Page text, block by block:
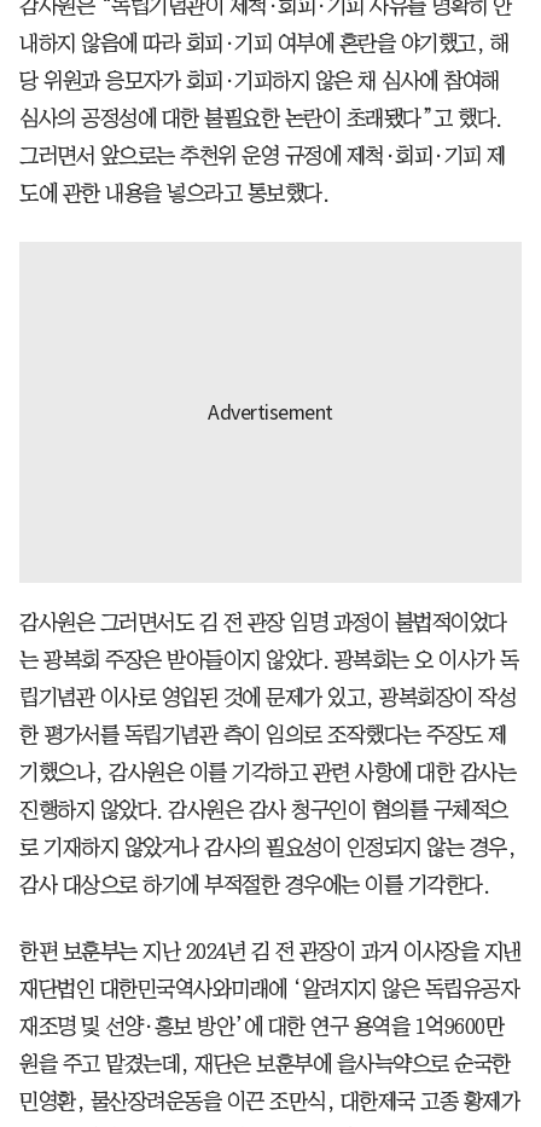
감사원은 “독립기념관이 제척·회피·기피 사유를 명확히 안
내하지 않음에 따라 회피·기피 여부에 혼란을 야기했고, 해
당 위원과 응모자가 회피·기피하지 않은 채 심사에 참여해
심사의 공정성에 대한 불필요한 논란이 초래됐다”고 했다.
그러면서 앞으로는 추천위 운영 규정에 제척·회피·기피 제
도에 관한 내용을 넣으라고 통보했다.
감사원은 그러면서도 김 전 관장 임명 과정이 불법적이었다
는 광복회 주장은 받아들이지 않았다. 광복회는 오 이사가 독
립기념관 이사로 영입된 것에 문제가 있고, 광복회장이 작성
한 평가서를 독립기념관 측이 임의로 조작했다는 주장도 제
기했으나, 감사원은 이를 기각하고 관련 사항에 대한 감사는
진행하지 않았다. 감사원은 감사 청구인이 혐의를 구체적으
로 기재하지 않았거나 감사의 필요성이 인정되지 않는 경우,
감사 대상으로 하기에 부적절한 경우에는 이를 기각한다.
한편 보훈부는 지난 2024년 김 전 관장이 과거 이사장을 지낸
재단법인 대한민국역사와미래에 ‘알려지지 않은 독립유공자
재조명 및 선양·홍보 방안’에 대한 연구 용역을 1억9600만
원을 주고 맡겼는데, 재단은 보훈부에 을사늑약으로 순국한
민영환, 물산장려운동을 이끈 조만식, 대한제국 고종 황제가